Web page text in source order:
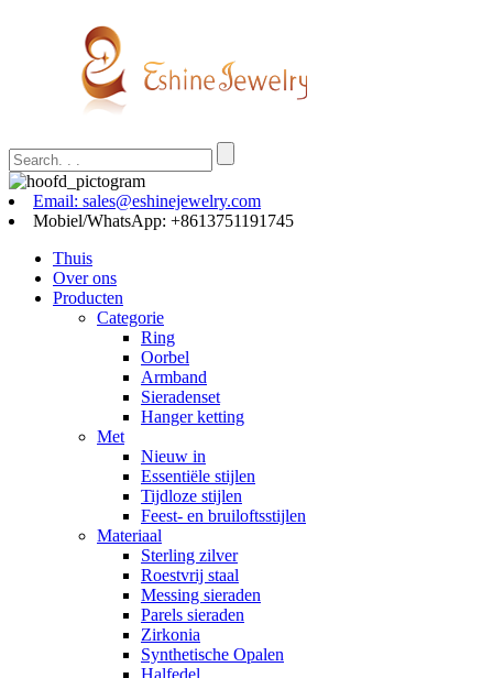
Email: sales@eshinejewelry.com
Mobiel/WhatsApp: +8613751191745
Thuis
Over ons
Producten
Categorie
Ring
Oorbel
Armband
Sieradenset
Hanger ketting
Met
Nieuw in
Essentiële stijlen
Tijdloze stijlen
Feest- en bruiloftsstijlen
Materiaal
Sterling zilver
Roestvrij staal
Messing sieraden
Parels sieraden
Zirkonia
Synthetische Opalen
Halfedel